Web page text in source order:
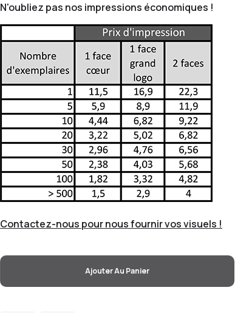
N'oubliez pas nos impressions économiques !
Contactez-nous pour nous fournir vos visuels !
Ajouter Au Panier